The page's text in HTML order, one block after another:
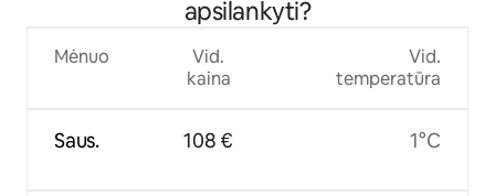
apsilankyti?
Mėnuo
Saus.
Vid.
kaina
108 €
Vid.
temperatūra
1°C